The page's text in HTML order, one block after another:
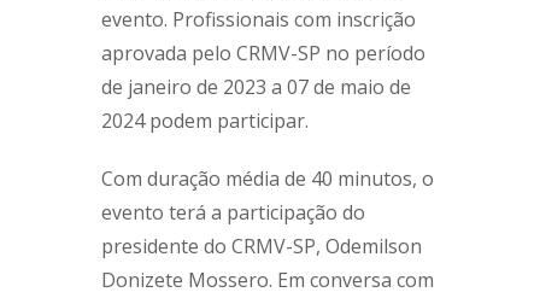
evento. Profissionais com inscrição
aprovada pelo CRMV-SP no período
de janeiro de 2023 a 07 de maio de
2024 podem participar.
Com duração média de 40 minutos, o
evento terá a participação do
presidente do CRMV-SP, Odemilson
Donizete Mossero. Em conversa com